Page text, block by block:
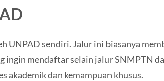
UNPAD sendiri. Jalur ini biasanya
ingin mendaftar selain jalur SNMPTN
akademik dan kemampuan khusus.